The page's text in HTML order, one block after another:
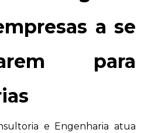
a se
para
e Engenharia atua